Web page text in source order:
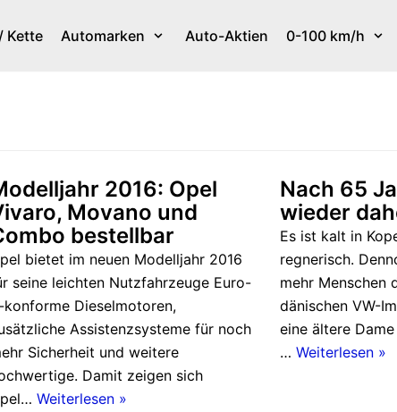
Kette Automarken Auto-Aktien 0-100 km/h
2016: Opel
Movano und
bestellbar
bietet im neuen Modelljahr 2016
seine leichten Nutzfahrzeuge Euro-
konforme Dieselmotoren,
Assistenzsysteme für noch
Sicherheit und weitere
Damit zeigen sich
Weiterlesen »
Nach 65
wieder
Es ist kalt in
regnerisch.
mehr Menschen
dänischen VW-
eine ältere
… Weiterlesen »